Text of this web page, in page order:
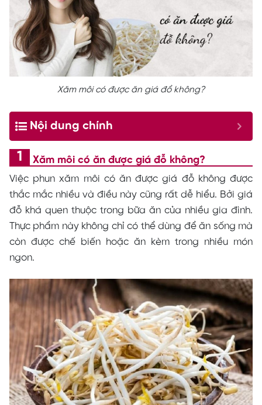
Xăm môi có được ăn giá đổ không?
Nội dung chính
Xăm môi có ăn được giá đỗ không?
Việc phun xăm môi có ăn được giá đỗ không được
thắc mắc nhiều và điều này cũng rất dễ hiểu. Bởi giá
đỗ khá quen thuộc trong bữa ăn của nhiều gia đình.
Thực phẩm này không chỉ có thể dùng để ăn sống mà
còn được chế biến hoặc ăn kèm trong nhiều món
ngon.